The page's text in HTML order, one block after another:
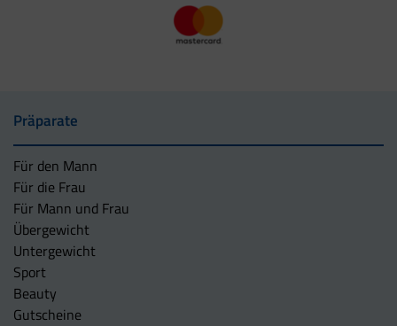
Präparate
Für den Mann
Für die Frau
Für Mann und Frau
Übergewicht
Untergewicht
Sport
Beauty
Gutscheine